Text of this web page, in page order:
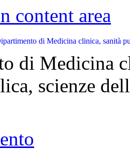
content area
di Medicina
scienze